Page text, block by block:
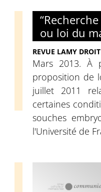
ou loi du
REVUE LAMY
Mars 2013. À
proposition de
juillet 2011
certaines
souches
l'Université de